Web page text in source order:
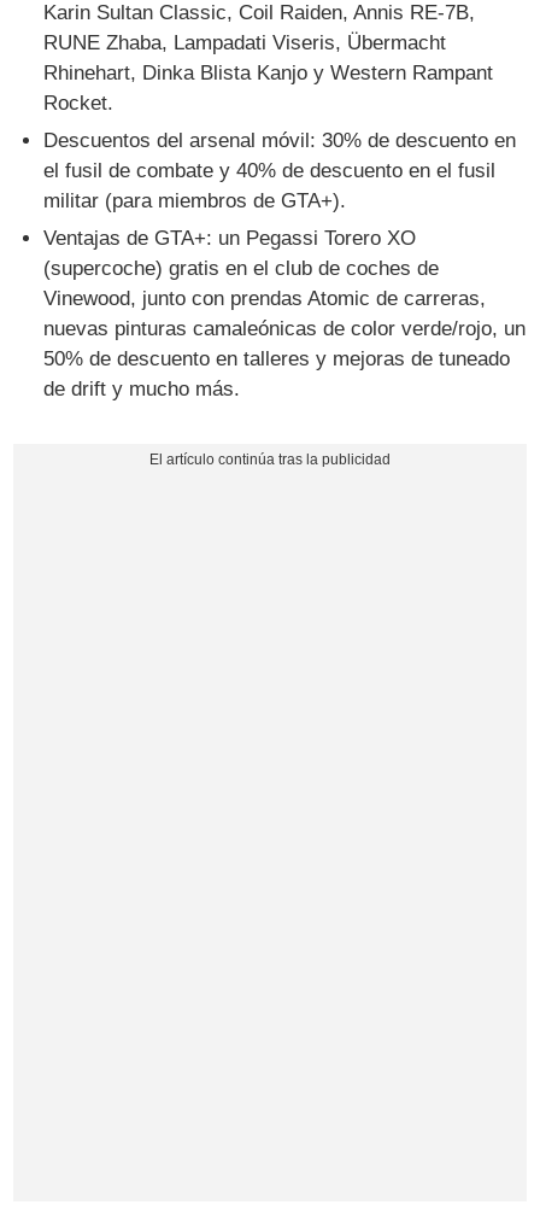
Karin Sultan Classic, Coil Raiden, Annis RE-7B,
RUNE Zhaba, Lampadati Viseris, Übermacht
Rhinehart, Dinka Blista Kanjo y Western Rampant
Rocket.
Descuentos del arsenal móvil: 30% de descuento en
el fusil de combate y 40% de descuento en el fusil
militar (para miembros de GTA+).
Ventajas de GTA+: un Pegassi Torero XO
(supercoche) gratis en el club de coches de
Vinewood, junto con prendas Atomic de carreras,
nuevas pinturas camaleónicas de color verde/rojo, un
50% de descuento en talleres y mejoras de tuneado
de drift y mucho más.